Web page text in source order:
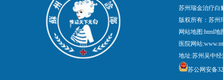
苏州瑞金治疗白
版权所有：苏
网站地图:html地
医院网站
地址:苏州吴中
苏公网安备